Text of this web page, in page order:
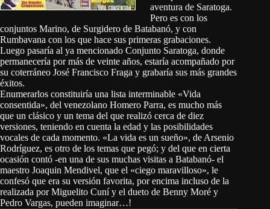
aventura de Saratoga.
Pero es con los
conjuntos Marino, de Surgidero de Batabanó, y con
Rumbavana con los que hace sus primeras grabaciones.
Luego pasaría al ya mencionado Conjunto Saratoga, donde
permanecería por más de veinte años, estaría acompañado por
su coterráneo José Francisco Fraga y grabaría sus más grandes
éxitos.
Enumerarlos constituiría una lista interminable «Vida
consentida», del venezolano Homero Parra, es mucho más
que un clásico y un tema del que realizó cerca de diez
versiones, teniendo en cuenta la edad y las posibilidades
vocales de cada momento. «La vida es un sueño», de Arsenio
Rodríguez, es otro de los temas que pegó; y del que en cierta
ocasión contó -en una de sus muchas visitas a Batabanó- el
maestro Joaquin Mendivel, que el «ciego maravilloso», le
confesó que era su versión favorita, por encima incluso de la
realizada por Miguelito Cuní y el dueto de Benny Moré y
Pedro Vargas, pueden imaginar…!